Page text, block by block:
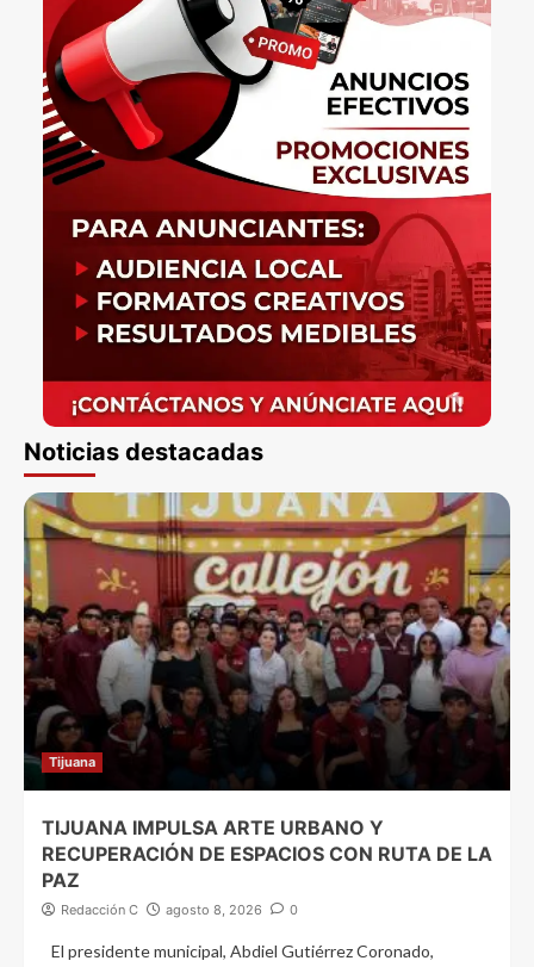
Noticias destacadas
Tijuana
TIJUANA IMPULSA ARTE URBANO Y
RECUPERACIÓN DE ESPACIOS CON RUTA DE LA
PAZ
Redacción C agosto 8, 2026 0
El presidente municipal, Abdiel Gutiérrez Coronado,